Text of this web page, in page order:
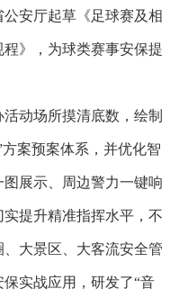
安厅起草《足球赛及相
》，为球类赛事安保提
动场所摸清底数，绘制
案预案体系，并优化智
展示、周边警力一键响
提升精准指挥水平，不
大景区、大客流安全管
实战应用，研发了“音